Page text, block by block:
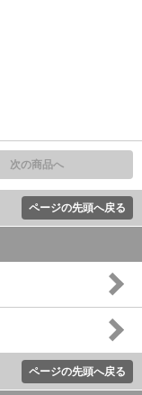
次の商品へ
ページの先頭へ戻る
ページの先頭へ戻る